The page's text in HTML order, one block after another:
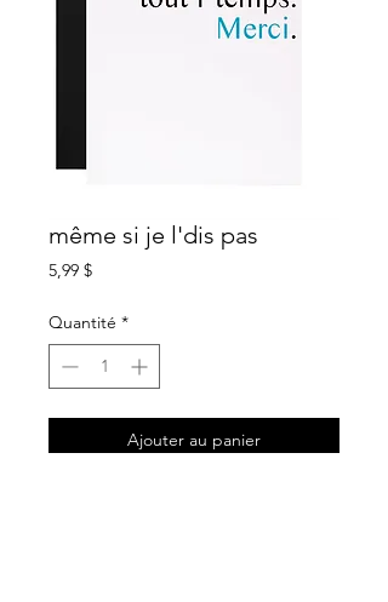
même si je l'dis pas
5,99 $Prix
Quantité *
Ajouter au panier